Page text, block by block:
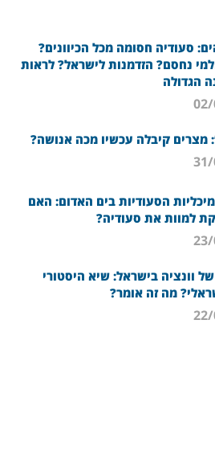
סעודיה חסומה מכל הכיוונים?
נחסם? הזדמנות לישראל? לראות
הגדולה
מצרים קיבלה עכשיו מכה אנושה?
הסעודיות בים האדום: האם
למוות את סעודיה?
וונציה בישראל: שיא היסטורי
מה זה אומר?